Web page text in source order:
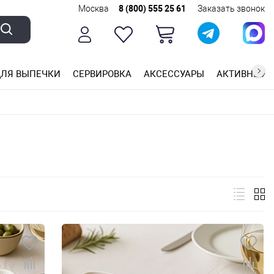
Москва 8 (800) 555 25 61 Заказать звонок
ВЫПЕЧКИ СЕРВИРОВКА АКСЕССУАРЫ АКТИВНЫЙ